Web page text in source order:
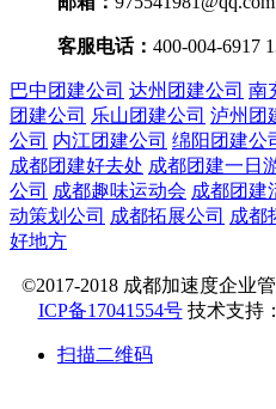
客服电话： 400-004-6917
巴中团建公司 达州团建公司 南
团建公司 乐山团建公司 泸州团
公司 内江团建公司 绵阳团建公
成都团建好去处 成都团建一日
公司 成都趣味运动会 成都团建
动策划公司 成都拓展公司 成都
好地方
©2017-2018 成都加速度企业
ICP备17041554号技术支持：
扫描二维码